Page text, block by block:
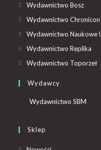
Wydawnictwo Bosz
Wydawnictwo Chronicon
Wydawnictwo Naukowe
Wydawnictwo Replika
Wydawnictwo Toporzeł
Wydawcy
Wydawnictwo SBM
Sklep